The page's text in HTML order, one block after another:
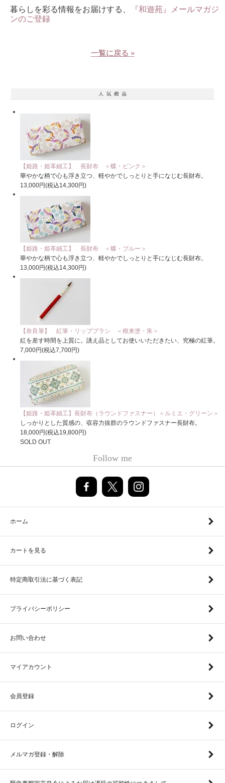
暮らしを彩る情報をお届けする、
『和遊苑』メールマガジ
ンのご登録
一覧に戻る »
【姫路・姫革細工】 長財布 ＜蝶・ピンク＞
華やかな柄で心も浮き立つ、軽やかでしっとりと手になじむ長財布。
13,000円(税込14,300円)
【姫路・姫革細工】 長財布 ＜蝶・ブルー＞
華やかな柄で心も浮き立つ、軽やかでしっとりと手になじむ長財布。
13,000円(税込14,300円)
【奈良筆】 紅筆・リップブラシ ＜根来塗・朱＞
紅を差す時間を上質に。誂え品としてお使いいただきたい、究極の紅筆。
7,000円(税込7,700円)
【姫路・姫革細工】長財布（ラウンドファスナー）＜ルミエ・グリーン＞
しっかりとした質感の、収容力抜群のラウンドファスナー長財布。
18,000円(税込19,800円)
SOLD OUT
Follow me
ホーム
カートを見る
特定商取引法に基づく表記
プライバシーポリシー
お問い合わせ
マイアカウント
会員登録
ログイン
メルマガ登録・解除